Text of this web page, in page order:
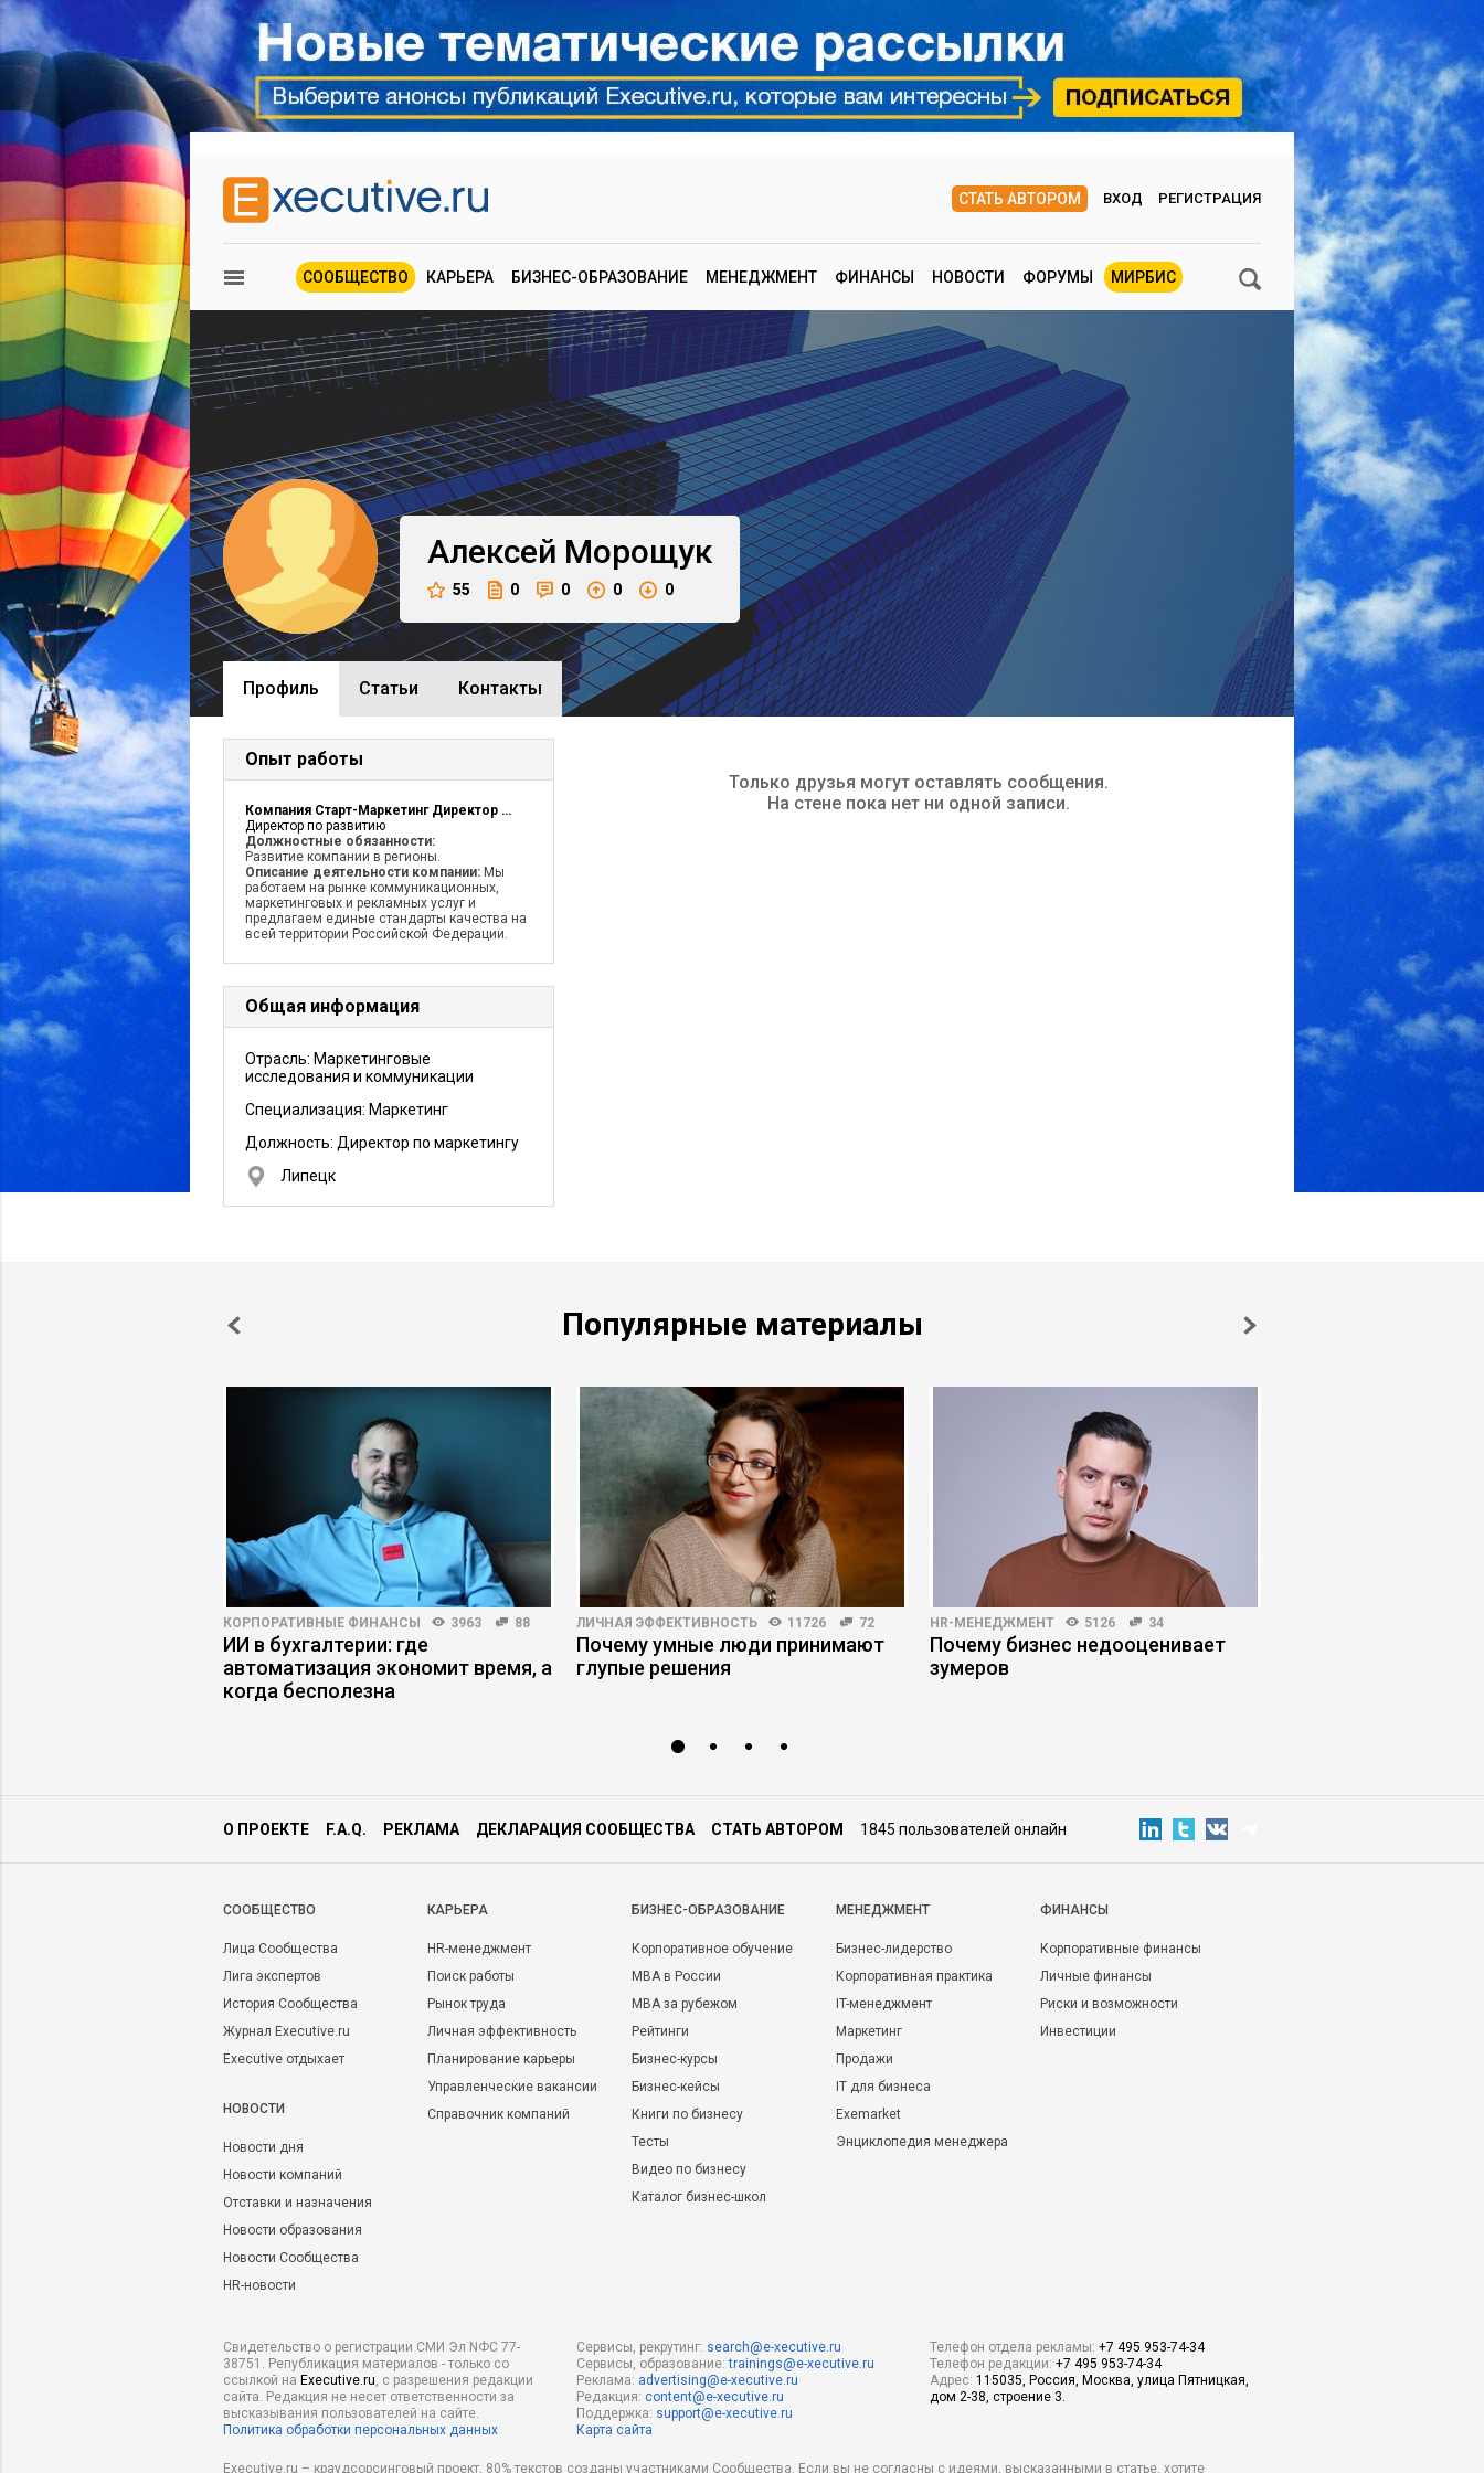
СТАТЬ АВТОРОМ ВХОД РЕГИСТРАЦИЯ
СООБЩЕСТВО КАРЬЕРА БИЗНЕС-ОБРАЗОВАНИЕ МЕНЕДЖМЕНТ ФИНАНСЫ НОВОСТИ ФОРУМЫ МИРБИС
Алексей Морощук
55 0 0 0 0
Профиль Cтатьи Контакты
Опыт работы
Компания Старт-Маркетинг Директор по развитию
Директор по развитию
Должностные обязанности:
Развитие компании в регионы.
Описание деятельности компании: Мы
работаем на рынке коммуникационных,
маркетинговых и рекламных услуг и
предлагаем единые стандарты качества на
всей территории Российской Федерации.
Общая информация
Отрасль: Маркетинговые
исследования и коммуникации
Специализация: Маркетинг
Должность: Директор по маркетингу
Липецк
Только друзья могут оставлять сообщения.
На стене пока нет ни одной записи.
Популярные материалы
КОРПОРАТИВНЫЕ ФИНАНСЫ 3963 88
ИИ в бухгалтерии: где
автоматизация экономит время, а
когда бесполезна
ЛИЧНАЯ ЭФФЕКТИВНОСТЬ 11726 72
Почему умные люди принимают
глупые решения
HR-МЕНЕДЖМЕНТ 5126 34
Почему бизнес недооценивает
зумеров
О ПРОЕКТЕ F.A.Q. РЕКЛАМА ДЕКЛАРАЦИЯ СООБЩЕСТВА СТАТЬ АВТОРОМ 1845 пользователей онлайн
CООБЩЕСТВО
Лица Сообщества
Лига экспертов
История Сообщества
Журнал Executive.ru
Executive отдыхает
НОВОСТИ
Новости дня
Новости компаний
Отставки и назначения
Новости образования
Новости Сообщества
HR-новости
КАРЬЕРА
HR-менеджмент
Поиск работы
Рынок труда
Личная эффективность
Планирование карьеры
Управленческие вакансии
Справочник компаний
БИЗНЕС-ОБРАЗОВАНИЕ
Корпоративное обучение
MBA в России
MBA за рубежом
Рейтинги
Бизнес-курсы
Бизнес-кейсы
Книги по бизнесу
Тесты
Видео по бизнесу
Каталог бизнес-школ
МЕНЕДЖМЕНТ
Бизнес-лидерство
Корпоративная практика
IT-менеджмент
Маркетинг
Продажи
IT для бизнеса
Exemarket
Энциклопедия менеджера
ФИНАНСЫ
Корпоративные финансы
Личные финансы
Риски и возможности
Инвестиции
Свидетельство о регистрации СМИ Эл NФС 77-
38751. Републикация материалов - только со
ссылкой на Executive.ru, с разрешения редакции
сайта. Редакция не несет ответственности за
высказывания пользователей на сайте.
Политика обработки персональных данных
Сервисы, рекрутинг: search@e-xecutive.ru
Сервисы, образование:trainings@e-xecutive.ru
Реклама: advertising@e-xecutive.ru
Редакция: content@e-xecutive.ru
Поддержка: support@e-xecutive.ru
Карта сайта
Телефон отдела рекламы: +7 495 953-74-34
Телефон редакции: +7 495 953-74-34
Адрес: 115035, Россия, Москва, улица Пятницкая,
дом 2-38, строение 3.
Executive.ru – краудсорсинговый проект, 80% текстов созданы участниками Сообщества. Если вы не согласны с идеями, высказанными в статье, хотите